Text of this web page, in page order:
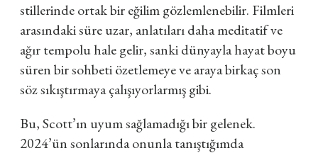
stillerinde ortak bir eğilim gözlemlenebilir. Filmleri
arasındaki süre uzar, anlatıları daha meditatif ve
ağır tempolu hale gelir, sanki dünyayla hayat boyu
süren bir sohbeti özetlemeye ve araya birkaç son
söz sıkıştırmaya çalışıyorlarmış gibi.
Bu, Scott’ın uyum sağlamadığı bir gelenek.
2024’ün sonlarında onunla tanıştığımda